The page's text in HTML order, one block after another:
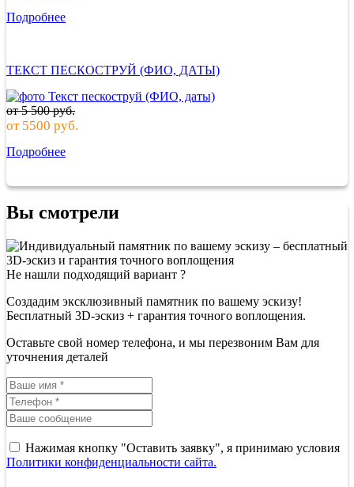
Подробнее
ТЕКСТ ПЕСКОСТРУЙ (ФИО, ДАТЫ)
от5 500руб.
от 5500 руб.
Подробнее
Вы смотрели
Не нашли подходящий вариант ?
Создадим эксклюзивный памятник по вашему эскизу!
Бесплатный 3D-эскиз + гарантия точного воплощения.
Оставьте свой номер телефона, и мы перезвоним Вам для
уточнения деталей
Нажимая кнопку "Оставить заявку", я принимаю условия
Политики конфиденциальности сайта.